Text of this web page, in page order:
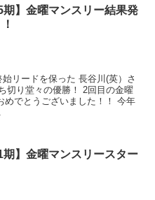
期】金曜マンスリー結果発
リードを保った 長谷川(英）さ
切り堂々の優勝！ 2回目の金曜
めでとうございました！！ 今年
期】金曜マンスリースター